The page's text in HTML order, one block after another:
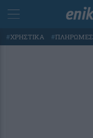
#ΧΡΗΣΤΙΚΑ #ΠΛΗΡΩΜΕΣ